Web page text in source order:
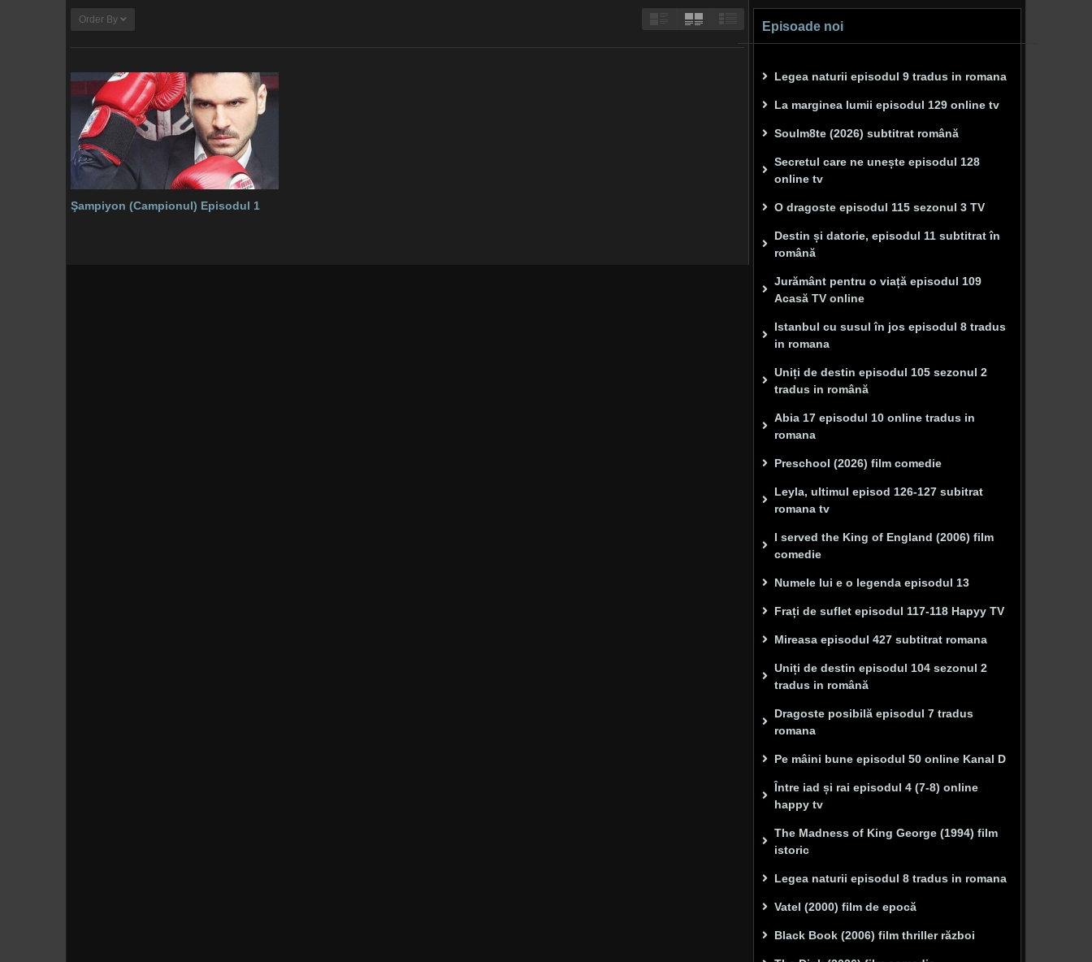
Order By
Şampiyon (Campionul) Episodul 1
Episoade noi
Legea naturii episodul 9 tradus in romana
La marginea lumii episodul 129 online tv
Soulm8te (2026) subtitrat română
Secretul care ne unește episodul 128
online tv
O dragoste episodul 115 sezonul 3 TV
Destin și datorie, episodul 11 subtitrat în
română
Jurământ pentru o viață episodul 109
Acasă TV online
Istanbul cu susul în jos episodul 8 tradus
in romana
Uniți de destin episodul 105 sezonul 2
tradus in română
Abia 17 episodul 10 online tradus in
romana
Preschool (2026) film comedie
Leyla, ultimul episod 126-127 subitrat
romana tv
I served the King of England (2006) film
comedie
Numele lui e o legenda episodul 13
Frați de suflet episodul 117-118 Hapyy TV
Mireasa episodul 427 subtitrat romana
Uniți de destin episodul 104 sezonul 2
tradus in română
Dragoste posibilă episodul 7 tradus
romana
Pe mâini bune episodul 50 online Kanal D
Între iad și rai episodul 4 (7-8) online
happy tv
The Madness of King George (1994) film
istoric
Legea naturii episodul 8 tradus in romana
Vatel (2000) film de epocă
Black Book (2006) film thriller război